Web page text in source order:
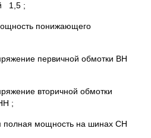
1,5 ;
понижающего
первичной обмотки ВН
вторичной обмотки
;
полная мощность на шинах СН